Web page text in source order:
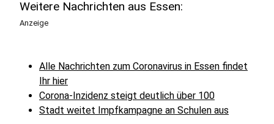
Weitere Nachrichten aus Essen:
Anzeige
Alle Nachrichten zum Coronavirus in Essen findet
Ihr hier
Corona-Inzidenz steigt deutlich über 100
Stadt weitet Impfkampagne an Schulen aus